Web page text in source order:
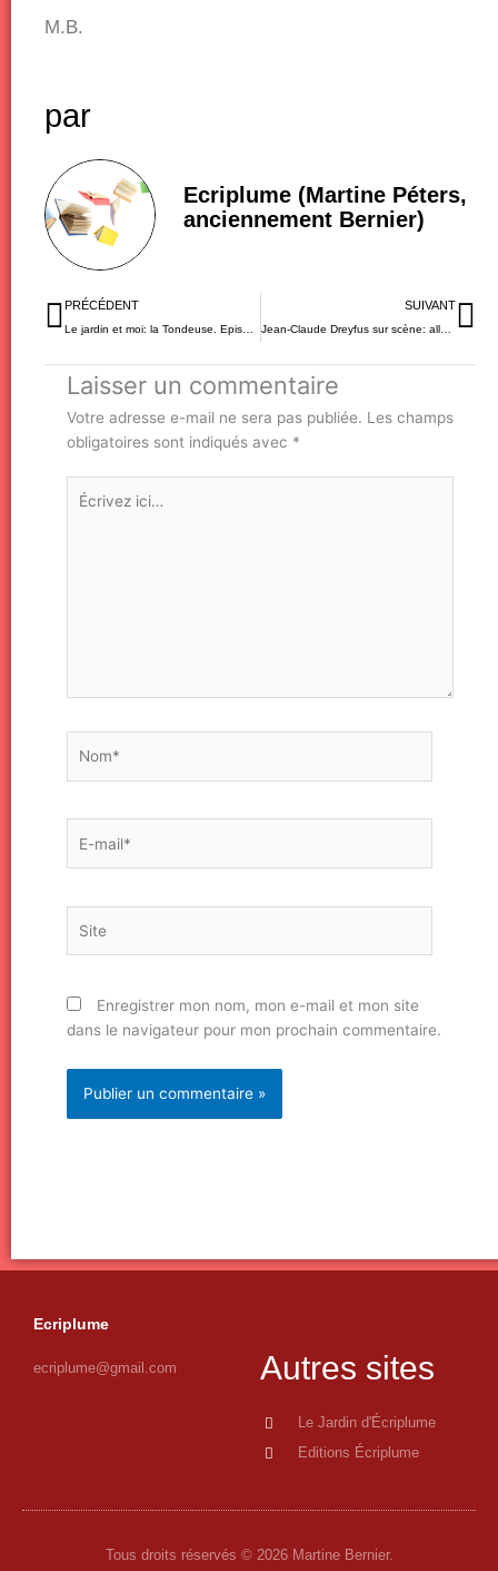
M.B.
par
Ecriplume (Martine Péters,
anciennement Bernier)
Précédent
PRÉCÉDENT SUIVANT
Jean-Claude Dreyfus sur scène: allez le voir!!!
Laisser un commentaire
Votre adresse e-mail ne sera pas publiée. Les champs
obligatoires sont indiqués avec *
Écrivez
ici…
mail*
Enregistrer mon nom, mon e-mail et mon site
dans le navigateur pour mon prochain commentaire.
Ecriplume
ecriplume@gmail.com Autres sites
Le Jardin d'Écriplume
Editions Écriplume
Tous droits réservés © 2026 Martine Bernier.